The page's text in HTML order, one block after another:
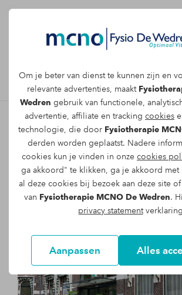
Om je beter van dienst te kunnen zijn en
relevante advertenties, maakt
Wedren gebruik van functionele,
advertentie, affiliate en tracking cookies
technologie, die door Fysiotherapie
derden worden geplaatst. Nadere
cookies kun je vinden in onze cookies
ga akkoord" te klikken, ga je akkoord met
al deze cookies bij bezoek aan deze site
van Fysiotherapie MCNO De Wedren.
privacy statement
Aanpassen Alles
Afspraak maken
Onze
Nijmegen